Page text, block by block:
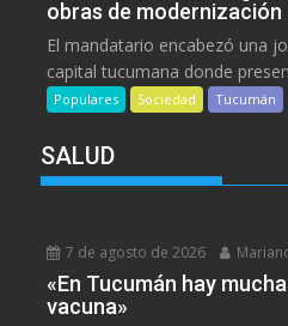
obras de modernización
El mandatario encabezó una
capital tucumana donde
Populares Sociedad Tucumán
SALUD
7 de agosto de 2026
«En Tucumán hay
vacuna»